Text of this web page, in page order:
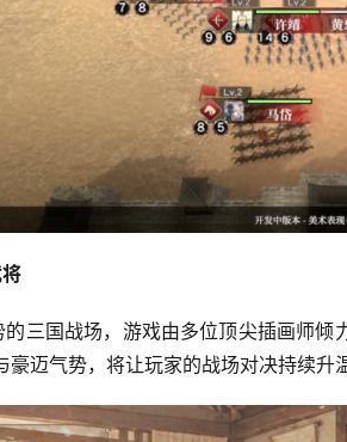
的三国战场，游戏由多位顶尖插画师
迈气势，将让玩家的战场对决持续升